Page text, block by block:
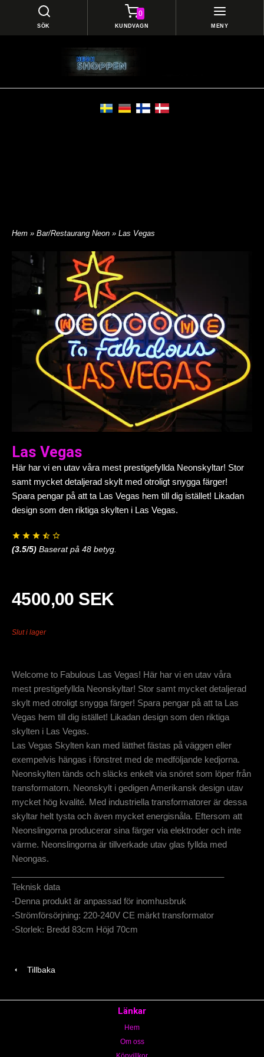
SÖK
0
KUNDVAGN MENY
Hem » Bar/Restaurang Neon » Las Vegas
Las Vegas
Här har vi en utav våra mest prestigefyllda Neonskyltar! Stor
samt mycket detaljerad skylt med otroligt snygga färger!
Spara pengar på att ta Las Vegas hem till dig istället! Likadan
design som den riktiga skylten i Las Vegas.
(3.5/5) Baserat på 48 betyg.
4500,00 SEK
Slut i lager
Welcome to Fabulous Las Vegas! Här har vi en utav våra
mest prestigefyllda Neonskyltar! Stor samt mycket detaljerad
skylt med otroligt snygga färger! Spara pengar på att ta Las
Vegas hem till dig istället! Likadan design som den riktiga
skylten i Las Vegas.
Las Vegas Skylten kan med lätthet fästas på väggen eller
exempelvis hängas i fönstret med de medföljande kedjorna.
Neonskylten tänds och släcks enkelt via snöret som löper från
transformatorn. Neonskylt i gedigen Amerikansk design utav
mycket hög kvalité. Med industriella transformatorer är dessa
skyltar helt tysta och även mycket energisnåla. Eftersom att
Neonslingorna producerar sina färger via elektroder och inte
värme. Neonslingorna är tillverkade utav glas fyllda med
Neongas.
Teknisk data
-Denna produkt är anpassad för inomhusbruk
-Strömförsörjning: 220-240V CE märkt transformator
-Storlek: Bredd 83cm Höjd 70cm
Tillbaka
Länkar
Hem
Om oss